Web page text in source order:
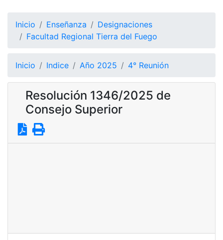
Inicio Enseñanza
Designaciones
Facultad Regional Tierra del Fuego
Inicio Indice Año 2025 4° Reunión
Resolución 1346/2025 de
Consejo Superior